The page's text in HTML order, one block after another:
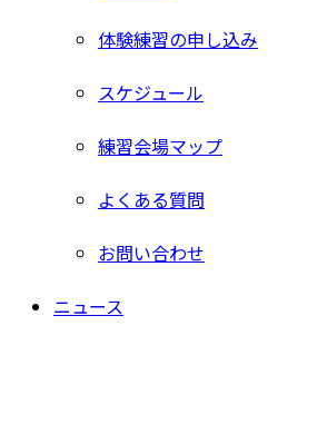
体験練習の申し込み
スケジュール
練習会場マップ
よくある質問
お問い合わせ
ニュース